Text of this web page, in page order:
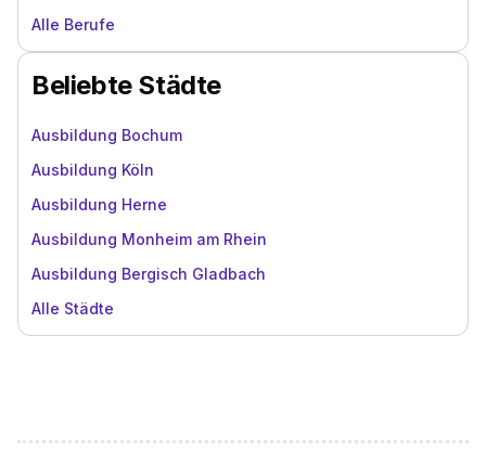
Alle Berufe
Beliebte Städte
Ausbildung Bochum
Ausbildung Köln
Ausbildung Herne
Ausbildung Monheim am Rhein
Ausbildung Bergisch Gladbach
Alle Städte